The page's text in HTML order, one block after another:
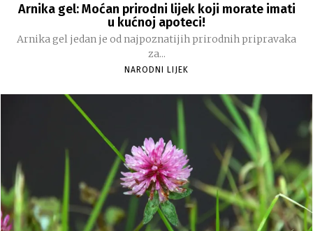
Arnika gel: Moćan prirodni lijek koji morate imati
u kućnoj apoteci!
Arnika gel jedan je od najpoznatijih prirodnih pripravaka
za...
NARODNI LIJEK